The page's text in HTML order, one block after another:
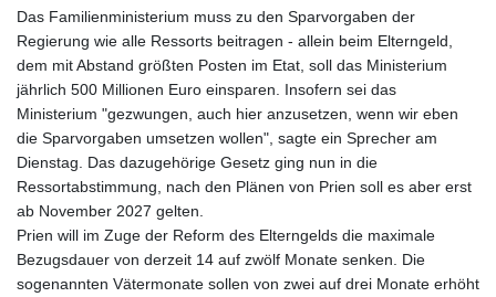
Das Familienministerium muss zu den Sparvorgaben der
Regierung wie alle Ressorts beitragen - allein beim Elterngeld,
dem mit Abstand größten Posten im Etat, soll das Ministerium
jährlich 500 Millionen Euro einsparen. Insofern sei das
Ministerium "gezwungen, auch hier anzusetzen, wenn wir eben
die Sparvorgaben umsetzen wollen", sagte ein Sprecher am
Dienstag. Das dazugehörige Gesetz ging nun in die
Ressortabstimmung, nach den Plänen von Prien soll es aber erst
ab November 2027 gelten.
Prien will im Zuge der Reform des Elterngelds die maximale
Bezugsdauer von derzeit 14 auf zwölf Monate senken. Die
sogenannten Vätermonate sollen von zwei auf drei Monate erhöht